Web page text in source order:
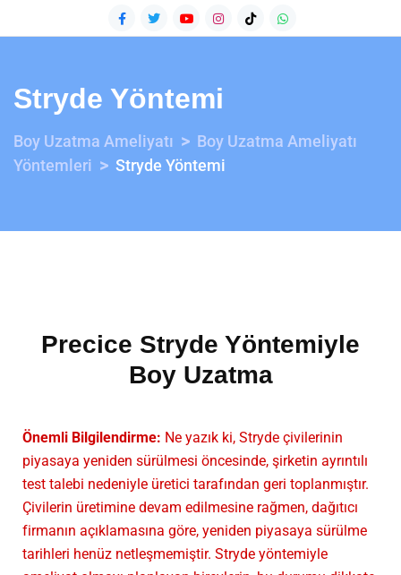
Stryde Yöntemi
Boy Uzatma Ameliyatı > Boy Uzatma Ameliyatı
Yöntemleri > Stryde Yöntemi
Precice Stryde Yöntemiyle
Boy Uzatma
Önemli Bilgilendirme: Ne yazık ki, Stryde çivilerinin
piyasaya yeniden sürülmesi öncesinde, şirketin ayrıntılı
test talebi nedeniyle üretici tarafından geri toplanmıştır.
Çivilerin üretimine devam edilmesine rağmen, dağıtıcı
firmanın açıklamasına göre, yeniden piyasaya sürülme
tarihleri henüz netleşmemiştir. Stryde yöntemiyle